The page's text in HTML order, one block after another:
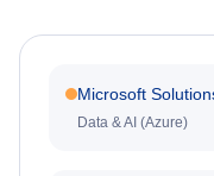
Microsoft
Data & AI (Azure)